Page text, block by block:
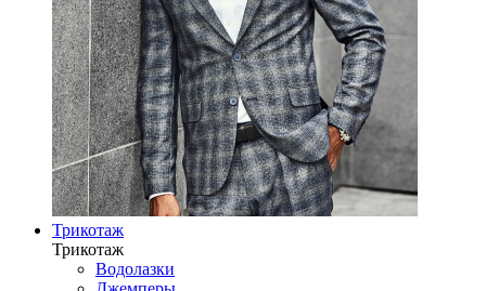
Трикотаж
Трикотаж
Водолазки